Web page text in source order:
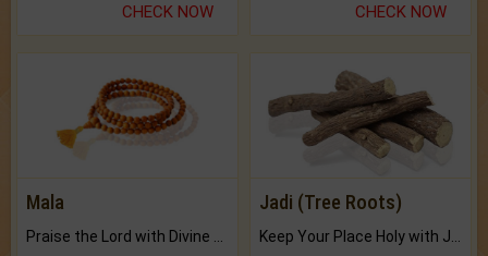
CHECK NOW CHECK NOW
Mala Jadi (Tree Roots)